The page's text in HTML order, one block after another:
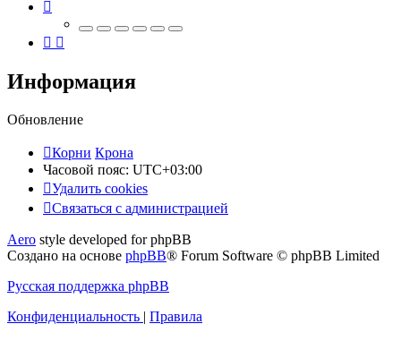
Информация
Обновление
Корни Крона
Часовой пояс: UTC+03:00
Удалить cookies
Связаться
администрацией
Связаться с администрацией
Aero style developed for phpBB
Создано на основе phpBB® Forum Software © phpBB Limited
Русская поддержка phpBB
Конфиденциальность | Правила